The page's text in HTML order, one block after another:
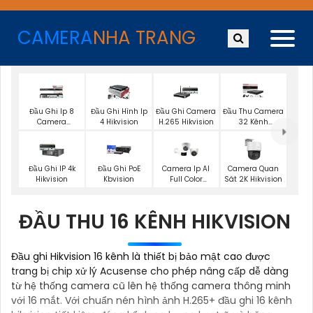
CAMERANHA TRANG
Đầu Ghi Ip 8
Camera
Đầu Ghi Hình Ip
4 Hikvision
Đầu Ghi Camera
H.265 Hikvision
Đầu Thu Camera
32 Kênh
Đầu Ghi IP 4k
Hikvision
Đầu Ghi PoE
Kbvision
Camera Ip AI
Full Color
Camera Quan
Sát 2K Hikvision
ĐẦU THU 16 KÊNH HIKVISION
Đầu ghi Hikvision 16 kênh là thiết bị bảo mật cao được
trang bị chip xử lý Acusense cho phép nâng cấp dễ dàng
từ hệ thống camera cũ lên hệ thống camera thông minh
với 16 mắt. Với chuẩn nén hình ảnh H.265+ đầu ghi 16 kênh